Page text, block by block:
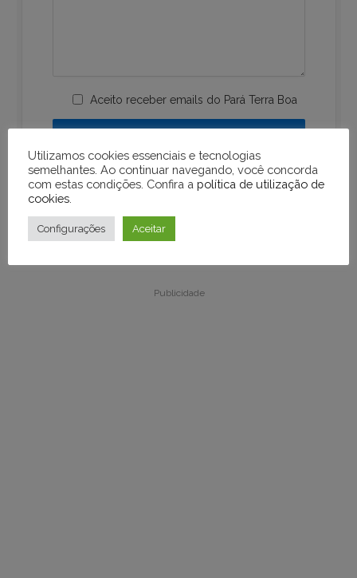
Aceito receber emails do Pará Terra Boa
Publicidade
Publicidade
Utilizamos cookies essenciais e tecnologias
semelhantes. Ao continuar navegando, você concorda
com estas condições. Confira a política de utilização de
cookies
Configurações Aceitar